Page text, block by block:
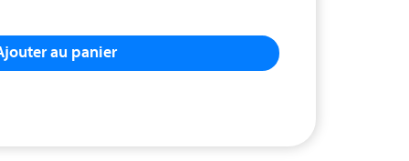
au panier